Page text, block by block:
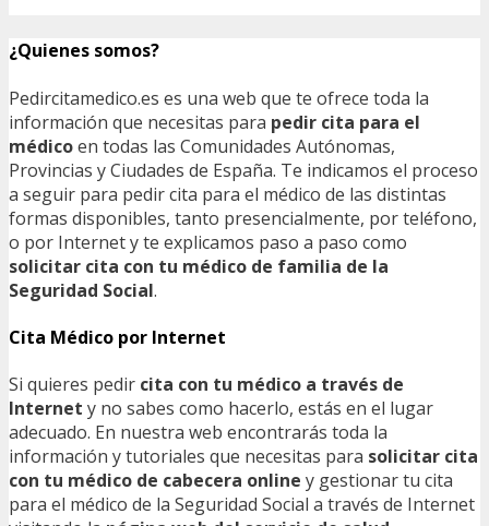
¿Quienes somos?
Pedircitamedico.es es una web que te ofrece toda la
información que necesitas para pedir cita para el
médicoen todas las Comunidades Autónomas,
Provincias y Ciudades de España. Te indicamos el proceso
a seguir para pedir cita para el médico de las distintas
formas disponibles, tanto presencialmente, por teléfono,
o por Internet y te explicamos paso a paso como
solicitar cita con tu médico de familia de la
Seguridad Social.
Cita Médico por Internet
Si quieres pedir cita con tu médico a través de
Internet y no sabes como hacerlo, estás en el lugar
adecuado. En nuestra web encontrarás toda la
información y tutoriales que necesitas para solicitar cita
con tu médico de cabecera online y gestionar tu cita
para el médico de la Seguridad Social a través de Internet